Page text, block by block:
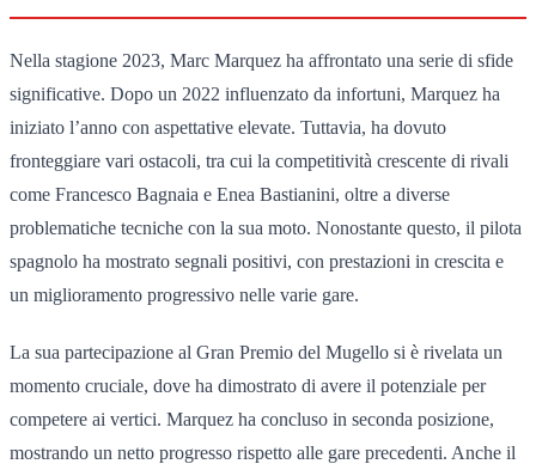
Nella stagione 2023, Marc Marquez ha affrontato una serie di sfide
significative. Dopo un 2022 influenzato da infortuni, Marquez ha
iniziato l’anno con aspettative elevate. Tuttavia, ha dovuto
fronteggiare vari ostacoli, tra cui la competitività crescente di rivali
come Francesco Bagnaia e Enea Bastianini, oltre a diverse
problematiche tecniche con la sua moto. Nonostante questo, il pilota
spagnolo ha mostrato segnali positivi, con prestazioni in crescita e
un miglioramento progressivo nelle varie gare.
La sua partecipazione al Gran Premio del Mugello si è rivelata un
momento cruciale, dove ha dimostrato di avere il potenziale per
competere ai vertici. Marquez ha concluso in seconda posizione,
mostrando un netto progresso rispetto alle gare precedenti. Anche il